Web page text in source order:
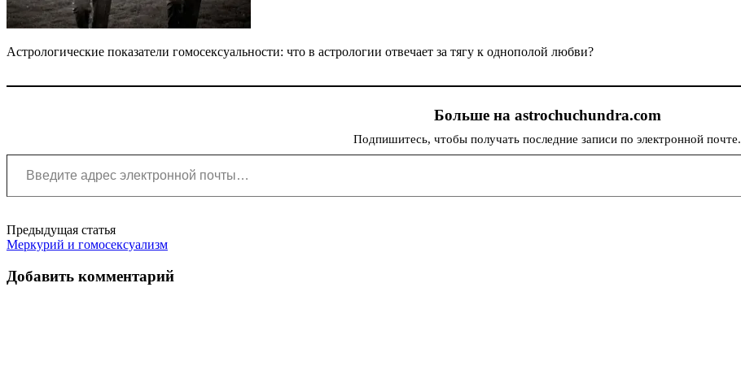
Астрологические показатели гомосексуальности: что в астрологии отвечает за тягу к однополой любви?
Больше на astrochuchundra.com
Подпишитесь, чтобы получать последние записи по электронной почте.
Введите адрес электронной почты…
Post
navigation
Предыдущая статья
Меркурий и гомосексуализм
Добавить комментарий